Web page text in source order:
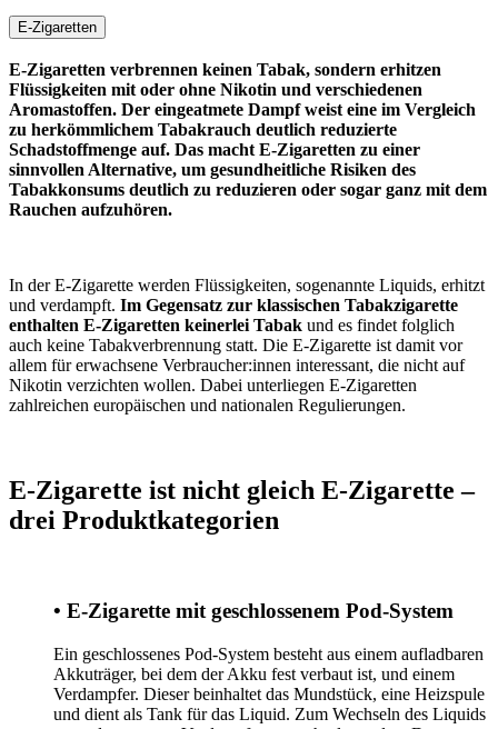
E-Zigaretten
E-Zigaretten verbrennen keinen Tabak, sondern erhitzen
Flüssigkeiten mit oder ohne Nikotin und verschiedenen
Aromastoffen. Der eingeatmete Dampf weist eine im Vergleich
zu herkömmlichem Tabakrauch deutlich reduzierte
Schadstoffmenge auf. Das macht E-Zigaretten zu einer
sinnvollen Alternative, um gesundheitliche Risiken des
Tabakkonsums deutlich zu reduzieren oder sogar ganz mit dem
Rauchen aufzuhören.
In der E-Zigarette werden Flüssigkeiten, sogenannte Liquids, erhitzt
und verdampft. Im Gegensatz zur klassischen Tabakzigarette
enthalten E-Zigaretten keinerlei Tabak und es findet folglich
auch keine Tabakverbrennung statt. Die E-Zigarette ist damit vor
allem für erwachsene Verbraucher:innen interessant, die nicht auf
Nikotin verzichten wollen. Dabei unterliegen E-Zigaretten
zahlreichen europäischen und nationalen Regulierungen.
E-Zigarette ist nicht gleich E-Zigarette –
drei Produktkategorien
• E-Zigarette mit geschlossenem Pod-System
Ein geschlossenes Pod-System besteht aus einem aufladbaren
Akkuträger, bei dem der Akku fest verbaut ist, und einem
Verdampfer. Dieser beinhaltet das Mundstück, eine Heizspule
und dient als Tank für das Liquid. Zum Wechseln des Liquids